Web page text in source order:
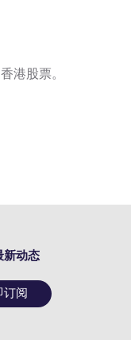
港股票。
新动态
订阅